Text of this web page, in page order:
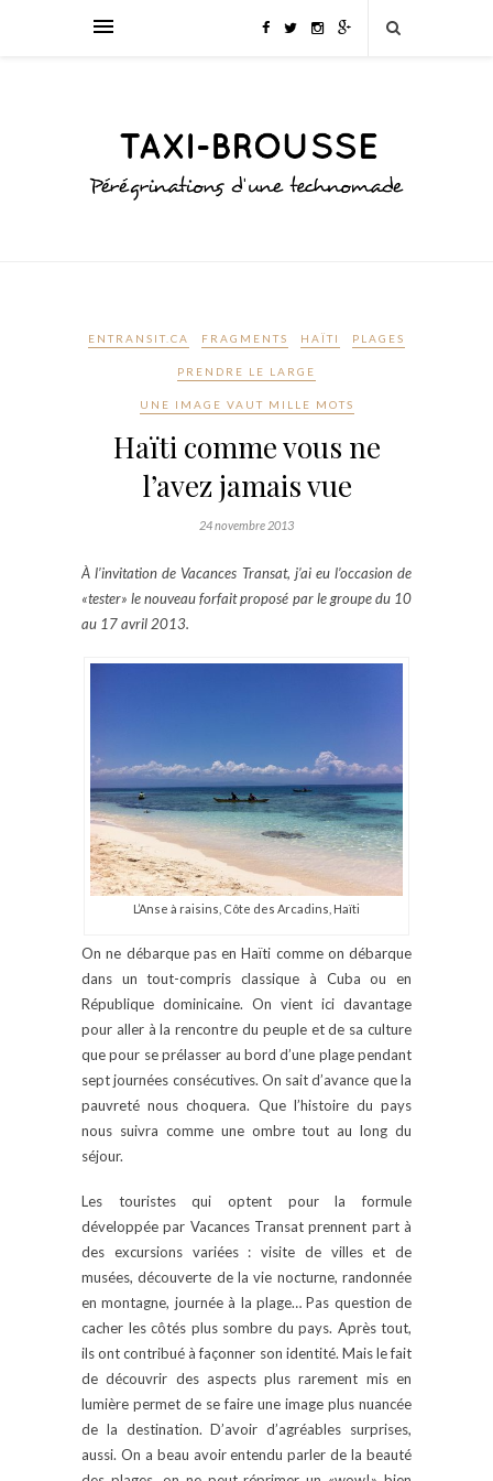
ENTRANSIT.CA FRAGMENTS HAÏTI PLAGES
PRENDRE LE LARGE
UNE IMAGE VAUT MILLE MOTS
Haïti comme vous ne
l’avez jamais vue
24 novembre 2013
À l’invitation de Vacances Transat, j’ai eu l’occasion de
«tester» le nouveau forfait proposé par le groupe du 10
au 17 avril 2013.
L’Anse à raisins, Côte des Arcadins, Haïti
On ne débarque pas en Haïti comme on débarque
dans un tout-compris classique à Cuba ou en
République dominicaine. On vient ici davantage
pour aller à la rencontre du peuple et de sa culture
que pour se prélasser au bord d’une plage pendant
sept journées consécutives. On sait d’avance que la
pauvreté nous choquera. Que l’histoire du pays
nous suivra comme une ombre tout au long du
séjour.
Les touristes qui optent pour la formule
développée par Vacances Transat prennent part à
des excursions variées : visite de villes et de
musées, découverte de la vie nocturne, randonnée
en montagne, journée à la plage… Pas question de
cacher les côtés plus sombre du pays. Après tout,
ils ont contribué à façonner son identité. Mais le fait
de découvrir des aspects plus rarement mis en
lumière permet de se faire une image plus nuancée
de la destination. D’avoir d’agréables surprises,
aussi. On a beau avoir entendu parler de la beauté